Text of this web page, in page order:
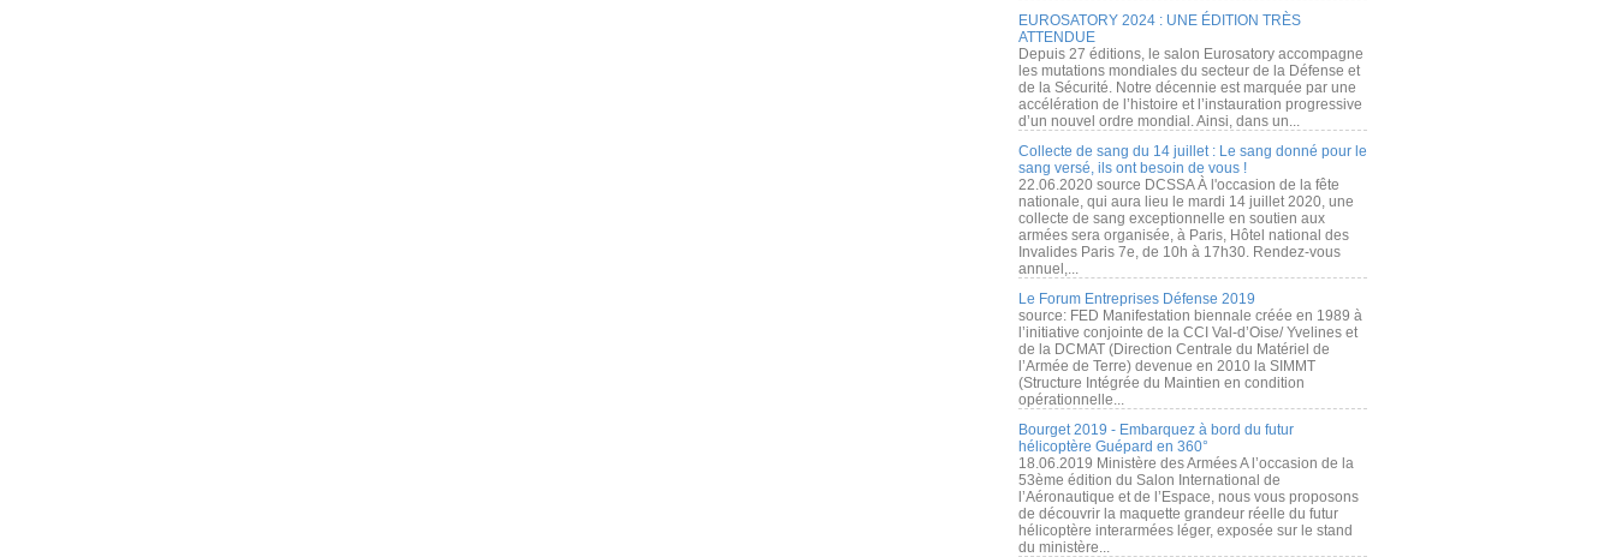
EUROSATORY 2024 : UNE ÉDITION TRÈS
ATTENDUE
Depuis 27 éditions, le salon Eurosatory accompagne
les mutations mondiales du secteur de la Défense et
de la Sécurité. Notre décennie est marquée par une
accélération de l’histoire et l’instauration progressive
d’un nouvel ordre mondial. Ainsi, dans un...
Collecte de sang du 14 juillet : Le sang donné pour le
sang versé, ils ont besoin de vous !
22.06.2020 source DCSSA À l'occasion de la fête
nationale, qui aura lieu le mardi 14 juillet 2020, une
collecte de sang exceptionnelle en soutien aux
armées sera organisée, à Paris, Hôtel national des
Invalides Paris 7e, de 10h à 17h30. Rendez-vous
annuel,...
Le Forum Entreprises Défense 2019
source: FED Manifestation biennale créée en 1989 à
l’initiative conjointe de la CCI Val-d’Oise/ Yvelines et
de la DCMAT (Direction Centrale du Matériel de
l’Armée de Terre) devenue en 2010 la SIMMT
(Structure Intégrée du Maintien en condition
opérationnelle...
Bourget 2019 - Embarquez à bord du futur
hélicoptère Guépard en 360°
18.06.2019 Ministère des Armées A l’occasion de la
53ème édition du Salon International de
l’Aéronautique et de l’Espace, nous vous proposons
de découvrir la maquette grandeur réelle du futur
hélicoptère interarmées léger, exposée sur le stand
du ministère...